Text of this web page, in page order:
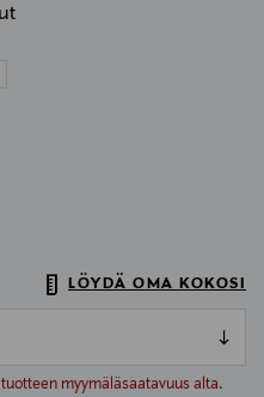
LÖYDÄ OMA KOKOSI
myymäläsaatavuus alta.